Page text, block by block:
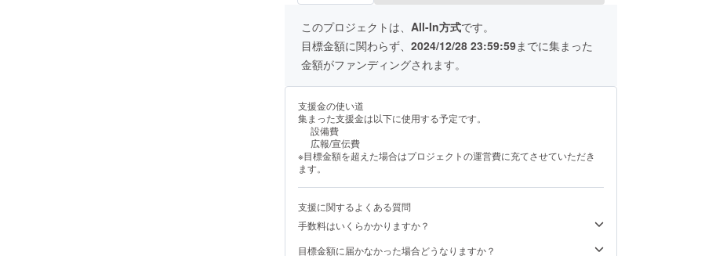
このプロジェクトは、 All-In方式です。
目標金額に関わらず、 2024/12/28 23:59:59までに集まった
金額がファンディングされます。
支援金の使い道
集まった支援金は以下に使用する予定です。
設備費
広報/宣伝費
※目標金額を超えた場合はプロジェクトの運営費に充てさせていただき
ます。
支援に関するよくある質問
手数料はいくらかかりますか？
目標金額に届かなかった場合どうなりますか？